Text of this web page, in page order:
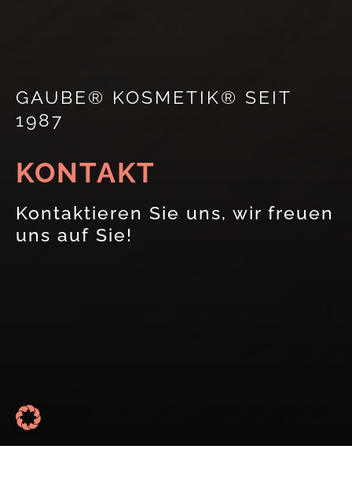
GAUBE® KOSMETIK® SEIT
1987
KONTAKT
Kontaktieren Sie uns, wir freuen
uns auf Sie!